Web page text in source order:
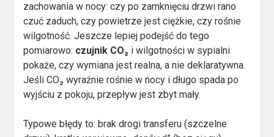
zachowania w nocy: czy po zamknięciu drzwi rano
czuć zaduch, czy powietrze jest ciężkie, czy rośnie
wilgotność. Jeszcze lepiej podejść do tego
pomiarowo: czujnik CO₂ i wilgotności w sypialni
pokaże, czy wymiana jest realna, a nie deklaratywna.
Jeśli CO₂ wyraźnie rośnie w nocy i długo spada po
wyjściu z pokoju, przepływ jest zbyt mały.
Typowe błędy to: brak drogi transferu (szczelne